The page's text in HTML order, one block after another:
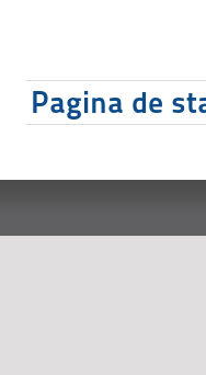
Pagina de